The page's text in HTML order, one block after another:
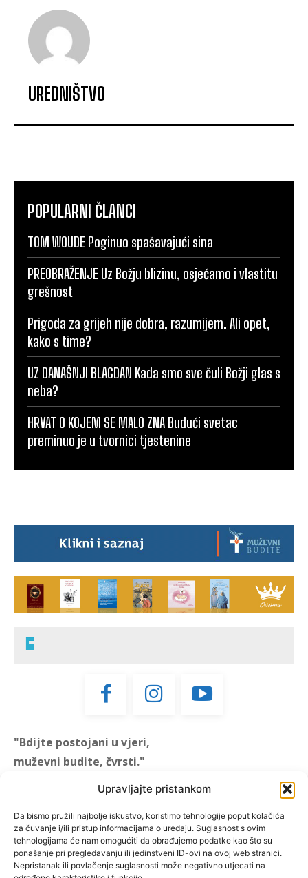
Upravljajte pristankom
Da bismo pružili najbolje iskustvo, koristimo tehnologije poput kolačića
za čuvanje i/ili pristup informacijama o uređaju. Suglasnost s ovim
tehnologijama će nam omogućiti da obrađujemo podatke kao što su
ponašanje pri pregledavanju ili jedinstveni ID-ovi na ovoj web stranici.
Nepristanak ili povlačenje suglasnosti može negativno utjecati na
UREDNIŠTVO
POPULARNI ČLANCI
TOM WOUDE Poginuo spašavajući sina
PREOBRAŽENJE Uz Božju blizinu, osjećamo i vlastitu
grešnost
Prigoda za grijeh nije dobra, razumijem. Ali opet,
kako s time?
UZ DANAŠNJI BLAGDAN Kada smo sve čuli Božji glas s
neba?
HRVAT O KOJEM SE MALO ZNA Budući svetac
preminuo je u tvornici tjestenine
"Bdijte postojani u vjeri,
muževni budite, čvrsti."
"Muževni budite" prvi je
hrvatski portal za katoličke
muškarce koji pokušava
reafirmirati u današnje